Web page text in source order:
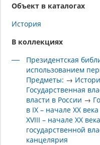
Объект в каталогах
История
В коллекциях
Президентская
использованием
Предметы: →
Государственная
власти в России →
в IX – начале XX века
XVIII – начале XX
государственной
канцелярия